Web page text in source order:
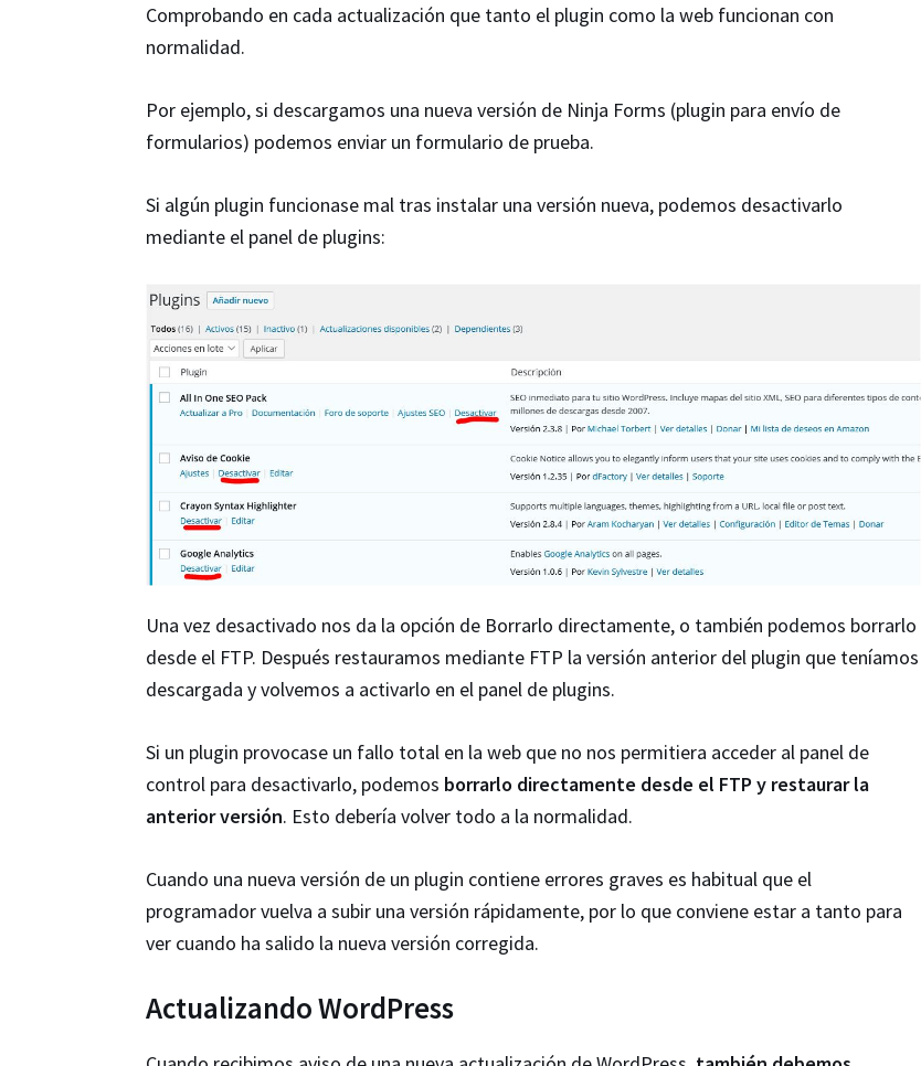
Comprobando en cada actualización que tanto el plugin como la web funcionan con
normalidad.
Por ejemplo, si descargamos una nueva versión de Ninja Forms (plugin para envío de
formularios) podemos enviar un formulario de prueba.
Si algún plugin funcionase mal tras instalar una versión nueva, podemos desactivarlo
mediante el panel de plugins:
Una vez desactivado nos da la opción de Borrarlo directamente, o también podemos borrarlo
desde el FTP. Después restauramos mediante FTP la versión anterior del plugin que teníamos
descargada y volvemos a activarlo en el panel de plugins.
Si un plugin provocase un fallo total en la web que no nos permitiera acceder al panel de
control para desactivarlo, podemos borrarlo directamente desde el FTP y restaurar la
anterior versión. Esto debería volver todo a la normalidad.
Cuando una nueva versión de un plugin contiene errores graves es habitual que el
programador vuelva a subir una versión rápidamente, por lo que conviene estar a tanto para
ver cuando ha salido la nueva versión corregida.
Actualizando WordPress